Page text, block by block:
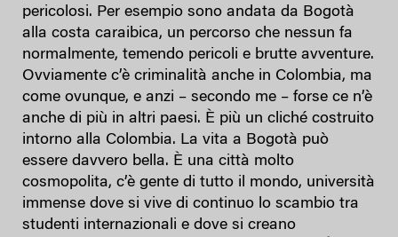
pericolosi. Per esempio sono andata da Bogotà
alla costa caraibica, un percorso che nessun fa
normalmente, temendo pericoli e brutte avventure.
Ovviamente c’è criminalità anche in Colombia, ma
come ovunque, e anzi – secondo me – forse ce n’è
anche di più in altri paesi. È più un cliché costruito
intorno alla Colombia. La vita a Bogotà può
essere davvero bella. È una città molto
cosmopolita, c’è gente di tutto il mondo, università
immense dove si vive di continuo lo scambio tra
studenti internazionali e dove si creano